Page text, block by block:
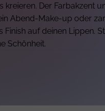
Der Farbakzent
Abend-Make-up oder
auf deinen
Schönheit.